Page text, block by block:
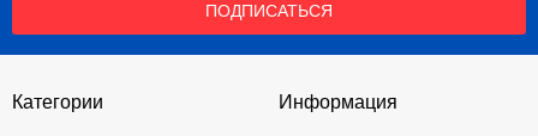
ПОДПИСАТЬСЯ
Категории Информация